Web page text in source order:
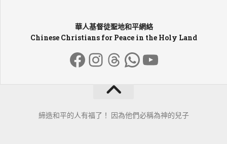
華人基督徒聖地和平網絡
Chinese Christians for Peace in the Holy Land
Facebook
Instagram
Threads
WhatsApp
YouTube
締造和平的人有福了！ 因為他們必稱為神的兒子